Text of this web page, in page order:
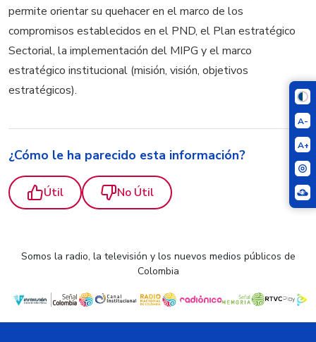
A-
A+
permite orientar su quehacer en el marco de los
compromisos establecidos en el PND, el Plan estratégico
Sectorial, la implementación del MIPG y el marco
estratégico institucional (misión, visión, objetivos
estratégicos).
¿Cómo le ha parecido esta información?
Útil No Útil
Somos la radio, la televisión y los nuevos medios públicos de
Colombia